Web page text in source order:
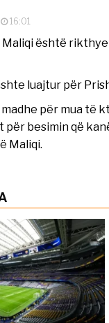
16:01
është
luajtur për
për mua të
besimin që
Maliqi.